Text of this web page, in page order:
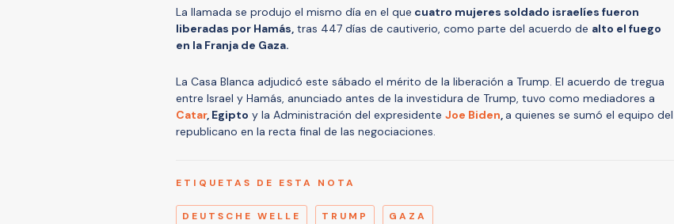
La llamada se produjo el mismo día en el que cuatro mujeres soldado israelíes fueron
liberadas por Hamás, tras 447 días de cautiverio, como parte del acuerdo de alto el fuego
en la Franja de Gaza.
La Casa Blanca adjudicó este sábado el mérito de la liberación a Trump. El acuerdo de tregua
entre Israel y Hamás, anunciado antes de la investidura de Trump, tuvo como mediadores a
Catar, Egipto y la Administración del expresidente Joe Biden, a quienes se sumó el equipo del
republicano en la recta final de las negociaciones.
ETIQUETAS DE ESTA NOTA
DEUTSCHE WELLE TRUMP GAZA